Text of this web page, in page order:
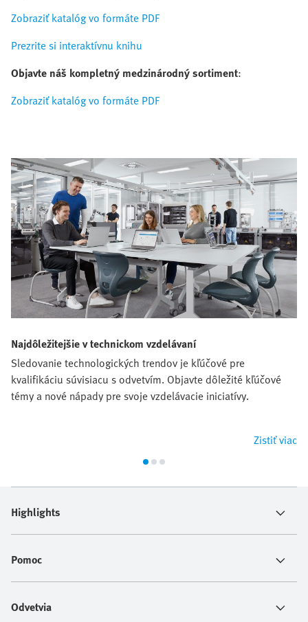
Zobraziť katalóg vo formáte PDF
Prezrite si interaktívnu knihu
Objavte náš kompletný medzinárodný sortiment:
Zobraziť katalóg vo formáte PDF
Najdôležitejšie v technickom vzdelávaní
Sledovanie technologických trendov je kľúčové pre
kvalifikáciu súvisiacu s odvetvím. Objavte dôležité kľúčové
témy a nové nápady pre svoje vzdelávacie iniciatívy.
Zistiť viac
Highlights
Pomoc
Odvetvia